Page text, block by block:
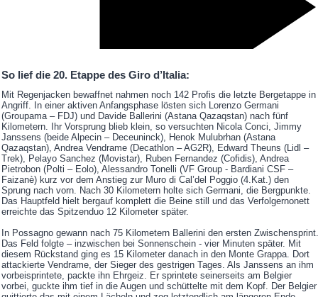
So lief die 20. Etappe des Giro d’Italia:
Mit Regenjacken bewaffnet nahmen noch 142 Profis die letzte Bergetappe in
Angriff. In einer aktiven Anfangsphase lösten sich Lorenzo Germani
(Groupama – FDJ) und Davide Ballerini (Astana Qazaqstan) nach fünf
Kilometern. Ihr Vorsprung blieb klein, so versuchten Nicola Conci, Jimmy
Janssens (beide Alpecin – Deceuninck), Henok Mulubrhan (Astana
Qazaqstan), Andrea Vendrame (Decathlon – AG2R), Edward Theuns (Lidl –
Trek), Pelayo Sanchez (Movistar), Ruben Fernandez (Cofidis), Andrea
Pietrobon (Polti – Eolo), Alessandro Tonelli (VF Group - Bardiani CSF –
Faizanè) kurz vor dem Anstieg zur Muro di Cal’del Poggio (4.Kat.) den
Sprung nach vorn. Nach 30 Kilometern holte sich Germani, die Bergpunkte.
Das Hauptfeld hielt bergauf komplett die Beine still und das Verfolgernonett
erreichte das Spitzenduo 12 Kilometer später.
In Possagno gewann nach 75 Kilometern Ballerini den ersten Zwischensprint.
Das Feld folgte – inzwischen bei Sonnenschein - vier Minuten später. Mit
diesem Rückstand ging es 15 Kilometer danach in den Monte Grappa. Dort
attackierte Vendrame, der Sieger des gestrigen Tages. Als Janssens an ihm
vorbeisprintete, packte ihn Ehrgeiz. Er sprintete seinerseits am Belgier
vorbei, guckte ihm tief in die Augen und schüttelte mit dem Kopf. Der Belgier